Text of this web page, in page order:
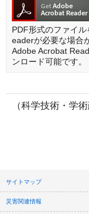
PDF形式のファイ
eaderが必要な場合
Adobe Acrobat
ンロード可能です。
（科学技術・学
サイトマップ
災害関連情報